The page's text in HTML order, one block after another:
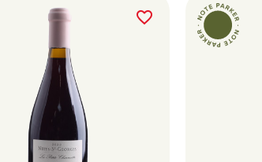
favorite_border